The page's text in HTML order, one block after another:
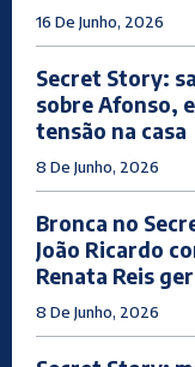
16 De Junho, 2026
Secret Story:
sobre Afonso,
tensão na casa
8 De Junho, 2026
Bronca no
João Ricardo
Renata Reis
8 De Junho, 2026